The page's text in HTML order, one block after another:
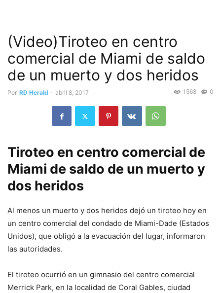
(Video)Tiroteo en centro
comercial de Miami de saldo
de un muerto y dos heridos
Por RD Herald - abril 8, 2017 0
1568
Tiroteo en centro comercial de
Miami de saldo de un muerto y
dos heridos
Al menos un muerto y dos heridos dejó un tiroteo hoy en
un centro comercial del condado de Miami-Dade (Estados
Unidos), que obligó a la evacuación del lugar, informaron
las autoridades.
El tiroteo ocurrió en un gimnasio del centro comercial
Merrick Park, en la localidad de Coral Gables, ciudad